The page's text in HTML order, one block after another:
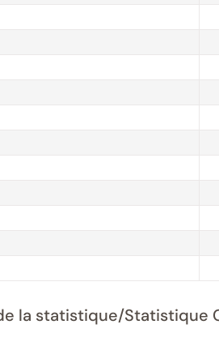
la statistique/Statistique